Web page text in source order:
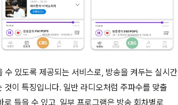
있도록 제공되는 서비스로, 방송을 켜두는 실시간
이 특징입니다. 일반 라디오처럼 주파수를 맞출
들을 수 있고, 일부 프로그램은 방송 회차별로